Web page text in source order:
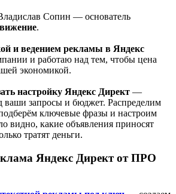
Сопин — основатель
.
и ведением рекламы в Яндекс
и работаю над тем, чтобы цена
экономикой.
настройку Яндекс Директ —
ваши запросы и бюджет. Распределим
ключевые фразы и настроим
видно, какие объявления приносят
тратят деньги.
Яндекс Директ от ПРО